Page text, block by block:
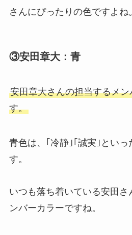
さんにぴったりの色ですよね。
③安田章大：青
安田章大さんの担当するメ
す。
青色は、｢冷静｣｢誠実｣といっ
す。
いつも落ち着いている安田さ
ンバーカラーですね。